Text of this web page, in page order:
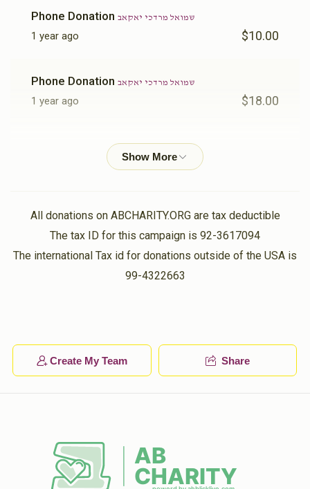
Phone Donation שמואל מרדכי יאקאב
1 year ago $10.00
Phone Donation שמואל מרדכי יאקאב
1 year ago $18.00
Phone Donation שמואל מרדכי יאקאב
Phone Donation Shmiel Yakob
1 year ago $50.00
ליפא פריעד
יואל סופר
1 year ago $36.00
All donations on ABCHARITY.ORG are tax deductible
The tax ID for this campaign is 92-3617094
The international Tax id for donations outside of the USA is
99-4322663
Create My Team Share